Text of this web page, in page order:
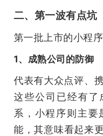
二、第一波有点坑
第一批上市的小程
1、成熟公司的防御
代表有大众点评、
这些公司已经有
系，小程序则主要
能，其意味看起来